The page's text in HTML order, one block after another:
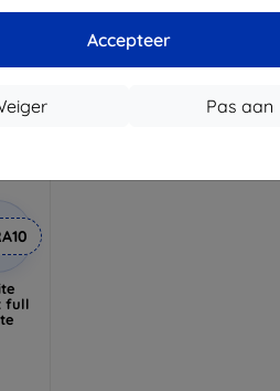
Accepteer
Pas aan
full